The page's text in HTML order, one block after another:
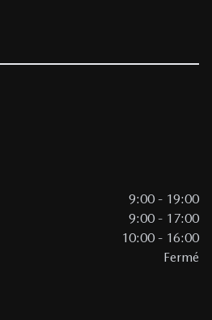
9:00 - 19:00
9:00 - 17:00
10:00 - 16:00
Fermé